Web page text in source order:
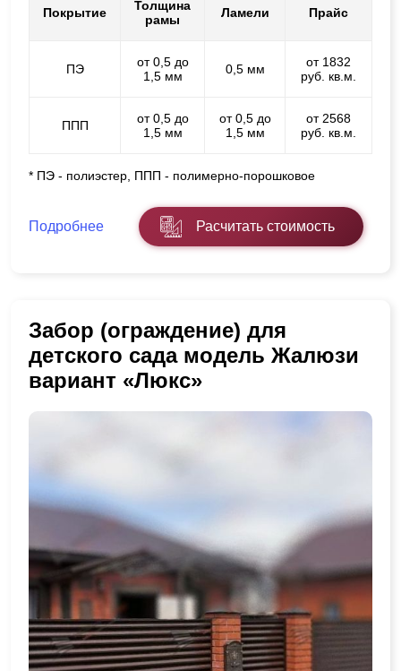
Покрытие
Толщина
рамы
Ламели Прайс
ПЭ
от 0,5 до
1,5 мм
0,5 мм
от 1832
руб. кв.м.
ППП
от 0,5 до
1,5 мм
от 0,5 до
1,5 мм
от 2568
руб. кв.м.
* ПЭ - полиэстер, ППП - полимерно-порошковое
Подробнее Расчитать стоимость
Забор (ограждение) для
детского сада модель Жалюзи
вариант «Люкс»